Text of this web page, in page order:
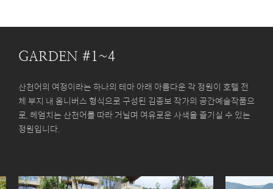
GARDEN #1~4
산천어의 여정이라는 하나의 테마 아래 아름다운 각 정원이 호텔 전
체 부지 내 옴니버스 형식으로 구성된 김종보 작가의 공간예술작품으
로, 헤엄치는 산천어를 따라 거닐며 여유로운 사색을 즐기실 수 있는
정원입니다.